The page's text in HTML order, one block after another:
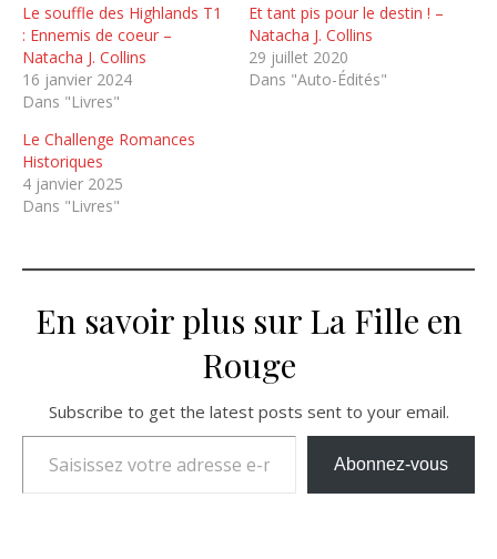
Le souffle des Highlands T1
: Ennemis de coeur –
Natacha J. Collins
16 janvier 2024
Dans "Livres"
Et tant pis pour le destin ! –
Natacha J. Collins
29 juillet 2020
Dans "Auto-Édités"
Le Challenge Romances
Historiques
4 janvier 2025
Dans "Livres"
En savoir plus sur La Fille en
Rouge
Subscribe to get the latest posts sent to your email.
Saisissez votre adresse e-mail…
Abonnez-vous